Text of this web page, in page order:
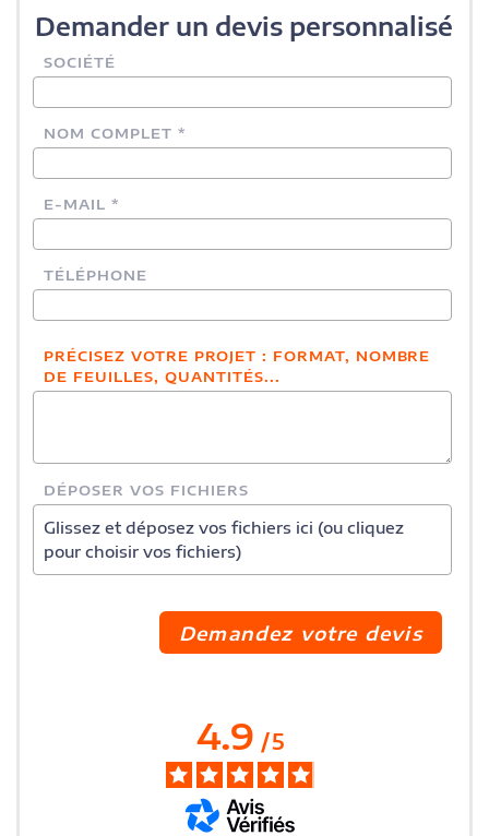
Demander un devis personnalisé
SOCIÉTÉ
NOM COMPLET *
E-MAIL *
TÉLÉPHONE
PRÉCISEZ VOTRE PROJET : FORMAT, NOMBRE
DE FEUILLES, QUANTITÉS...
DÉPOSER VOS FICHIERS
Glissez et déposez vos fichiers ici (ou cliquez
pour choisir vos fichiers)
4.9/5